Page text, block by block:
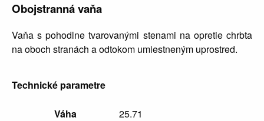
Obojstranná vaňa
Vaňa s pohodlne tvarovanými stenami na opretie chrbta
na oboch stranách a odtokom umiestneným uprostred.
Technické parametre
Váha
25.71